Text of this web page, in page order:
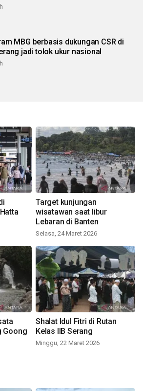
MBG berbasis dukungan CSR di
jadi tolok ukur nasional
Target kunjungan
wisatawan saat libur
Lebaran di Banten
Selasa, 24 Maret 2026
Goong
Shalat Idul Fitri di Rutan
Kelas IIB Serang
Minggu, 22 Maret 2026